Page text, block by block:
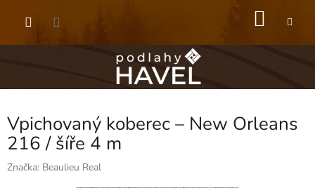
Vpichovaný koberec – New Orleans
216 / šíře 4 m
Značka: Beaulieu Real